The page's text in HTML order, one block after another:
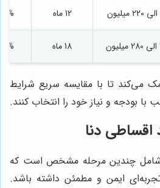
12 ماه 20%
18 ماه 17%
می‌کند تا با مقایسه سریع شرایط
با بودجه و نیاز خود را انتخاب کنند.
اقساطی دنا
شامل چندین مرحله مشخص است که
ایمن و مطمئن داشته باشد.